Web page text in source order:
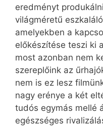
eredményt
világméretű
amelyekben a
előkészítése teszi ki
most azonban nem
szereplőink az
nem is ez lesz
nagy erénye a két
tudós egymás mellé
egészséges